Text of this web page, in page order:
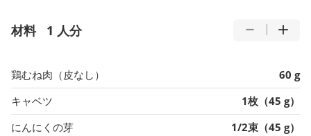
材料 1 人分
鶏むね肉（皮なし）
60 g
キャベツ
1枚（45 g）
にんにくの芽
1/2束（45 g）